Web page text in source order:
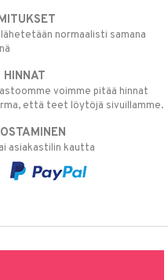
normaalisti samana
HINNAT
voimme pitää hinnat
että teet löytöjä sivuillamme.
asiakastilin kautta